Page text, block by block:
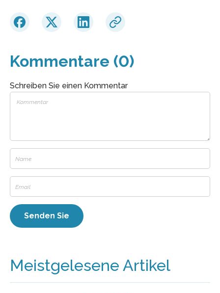
Kommentare (0)
Schreiben Sie einen Kommentar
Meistgelesene Artikel